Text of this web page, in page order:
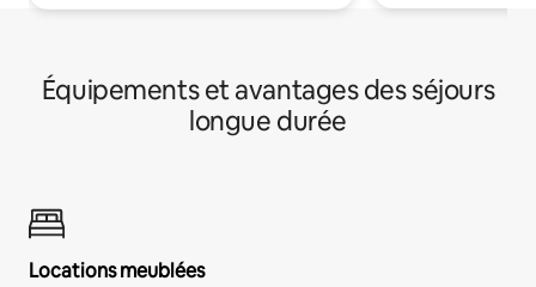
Équipements et avantages des séjours
longue durée
Locations meublées